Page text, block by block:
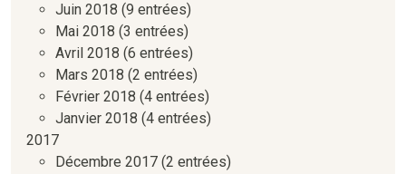
Juin 2018 (9 entrées)
Mai 2018 (3 entrées)
Avril 2018 (6 entrées)
Mars 2018 (2 entrées)
Février 2018 (4 entrées)
Janvier 2018 (4 entrées)
2017
Décembre 2017 (2 entrées)